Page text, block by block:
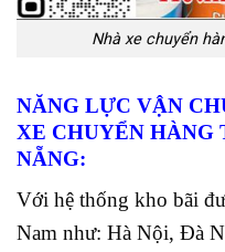
Nhà xe chuyển
NĂNG LỰC VẬN
XE CHUYỂN
NẴNG:
Với hệ thống kho bãi
Nam như: Hà Nội, Đà